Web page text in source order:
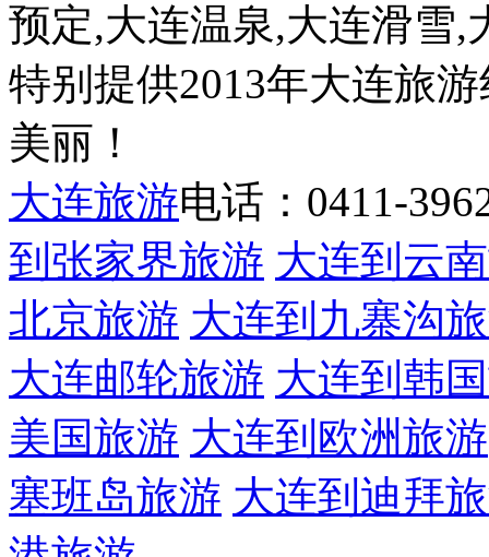
预定,大连温泉,大连滑雪,
特别提供2013年大连旅
美丽！
大连旅游电话：0411-
到张家界旅游 大连到云
北京旅游 大连到九寨沟
大连邮轮旅游 大连到韩
美国旅游 大连到欧洲旅游
塞班岛旅游 大连到迪拜